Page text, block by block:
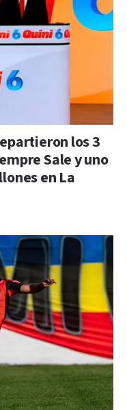
los 3
Sale y uno
en La